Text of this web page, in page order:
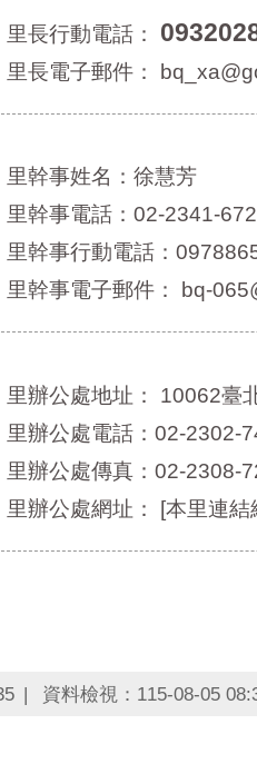
里長行動電話：
里長電子郵件：
里幹事姓名：徐慧芳
里幹事電話：02-2341-
里幹事行動電話：
里幹事電子郵件：
bq-
里辦公處地址： 10062臺
里辦公處電話：02-2302-
里辦公處傳真：02-2308-
里辦公處網址： [本里連結
資料檢視：115-08-05